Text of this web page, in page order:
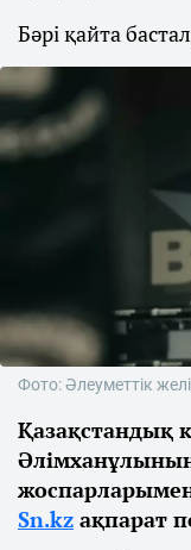
Бәрі қайта
Фото: Әлеуметтік
Қазақстандық
Sn.kz ақпарат